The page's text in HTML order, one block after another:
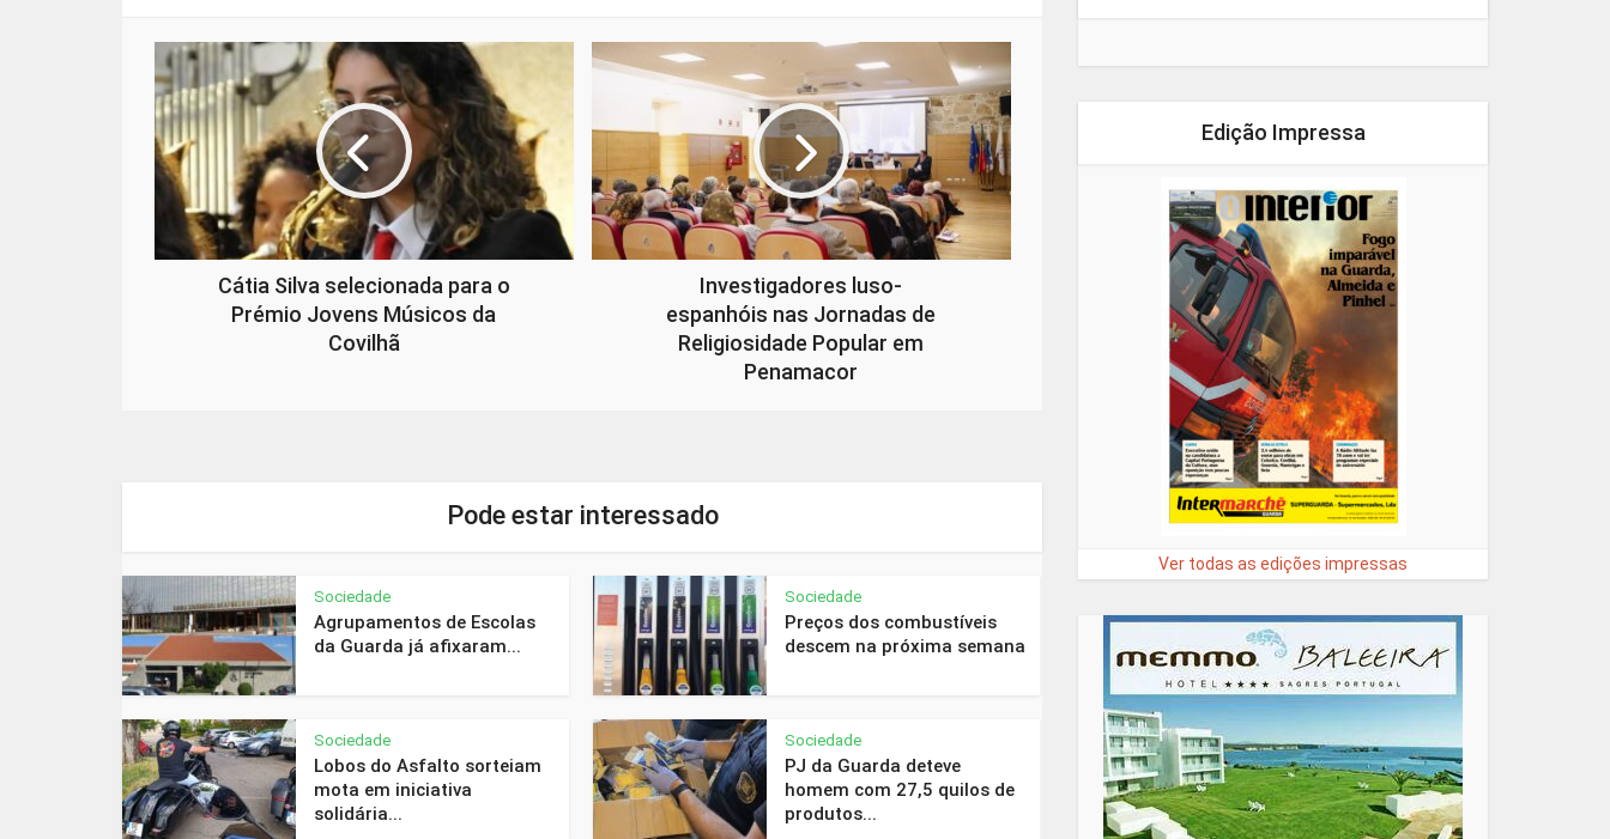
Cátia Silva selecionada para o
Prémio Jovens Músicos da
Covilhã
Investigadores luso-
espanhóis nas Jornadas de
Religiosidade Popular em
Penamacor
Pode estar interessado
Sociedade
Agrupamentos de Escolas
da Guarda já afixaram...
Sociedade
Preços dos combustíveis
descem na próxima semana
Sociedade
Lobos do Asfalto sorteiam
mota em iniciativa
solidária...
Sociedade
PJ da Guarda deteve
homem com 27,5 quilos de
produtos...
Edição Impressa
Ver todas as edições impressas